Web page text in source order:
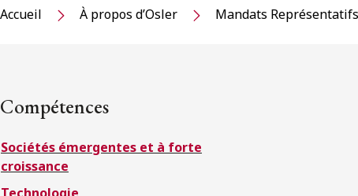
Accueil À propos d’Osler Mandats Représentatifs
Compétences
Sociétés émergentes et à forte
croissance